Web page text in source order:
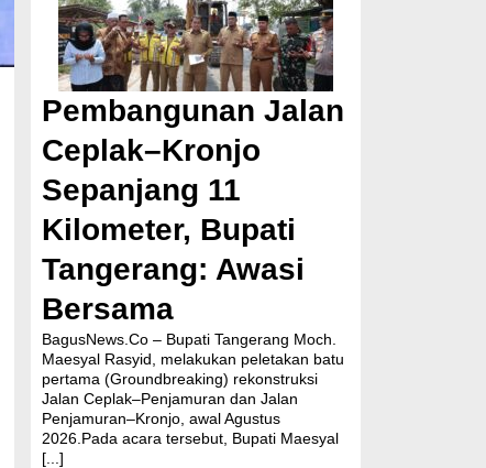
Pembangunan Jalan
Ceplak–Kronjo
Sepanjang 11
Kilometer, Bupati
Tangerang: Awasi
Bersama
BagusNews.Co – Bupati Tangerang Moch.
Maesyal Rasyid, melakukan peletakan batu
pertama (Groundbreaking) rekonstruksi
Jalan Ceplak–Penjamuran dan Jalan
Penjamuran–Kronjo, awal Agustus
2026.Pada acara tersebut, Bupati Maesyal
[...]